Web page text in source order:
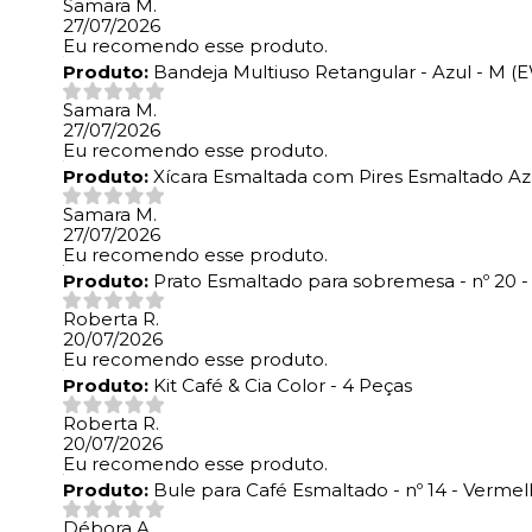
Samara M.
27/07/2026
Eu recomendo esse produto.
Produto: Bandeja Multiuso Retangular - Azul - M
Samara M.
27/07/2026
Eu recomendo esse produto.
Produto: Xícara Esmaltada com Pires Esmaltado
Samara M.
27/07/2026
Eu recomendo esse produto.
Produto: Prato Esmaltado para sobremesa - nº 20
Roberta R.
20/07/2026
Eu recomendo esse produto.
Produto: Kit Café & Cia Color - 4 Peças
Roberta R.
20/07/2026
Eu recomendo esse produto.
Produto: Bule para Café Esmaltado - nº 14 -